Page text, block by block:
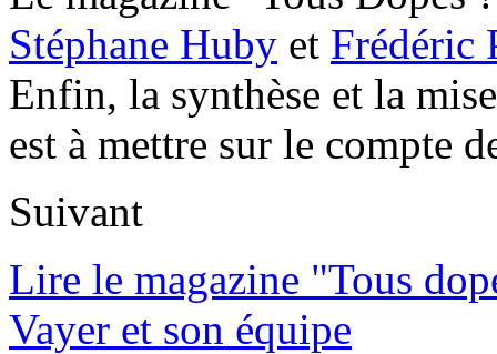
Stéphane Huby et Frédéric
Enfin, la synthèse et la
est à mettre sur le compte
Suivant
Lire le magazine "Tous
Vayer et son équipe